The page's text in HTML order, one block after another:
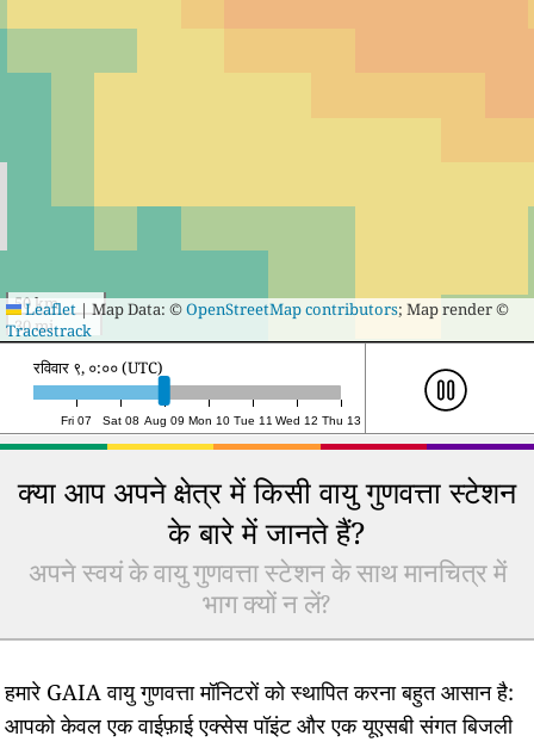
50 km
30 mi
Leaflet|Map Data: ©OpenStreetMap contributors; Map render ©
Tracestrack
Fri 07 Sat 08 Aug 09 Mon 10 Tue 11 Wed 12 Thu 13
रविवार ९, १५:०० (UTC)
क्या आप अपने क्षेत्र में किसी वायु गुणवत्ता स्टेशन
के बारे में जानते हैं?
अपने स्वयं के वायु गुणवत्ता स्टेशन के साथ मानचित्र में
भाग क्यों न लें?
हमारे GAIA वायु गुणवत्ता मॉनिटरों को स्थापित करना बहुत आसान है:
आपको केवल एक वाईफ़ाई एक्सेस पॉइंट और एक यूएसबी संगत बिजली